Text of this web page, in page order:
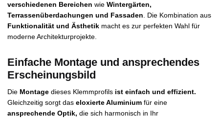
verschiedenen Bereichen wie Wintergärten,
Terrassenüberdachungen und Fassaden . Die Kombination aus
Funktionalität und Ästhetik macht es zur perfekten Wahl für
moderne Architekturprojekte.
Einfache Montage und ansprechendes
Erscheinungsbild
Die Montage dieses Klemmprofils ist einfach und effizient.
Gleichzeitig sorgt das eloxierte Aluminium für eine
ansprechende Optik, die sich harmonisch in Ihr